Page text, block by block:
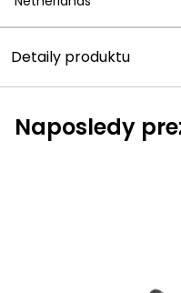
Detaily produktu
Naposledy